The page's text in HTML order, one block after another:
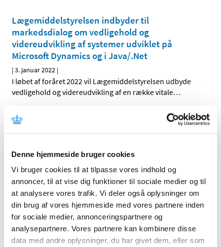
Denne hjemmeside bruger cookies
Vi bruger cookies til at tilpasse vores indhold og
annoncer, til at vise dig funktioner til sociale medier og til
at analysere vores trafik. Vi deler også oplysninger om
din brug af vores hjemmeside med vores partnere inden
for sociale medier, annonceringspartnere og
analysepartnere. Vores partnere kan kombinere disse
data med andre oplysninger, du har givet dem, eller som
Lægemiddelstyrelsen indbyder til
markedsdialog om vedligehold og
videreudvikling af systemer udviklet på
Microsoft Dynamics og i Java/.Net
|3. januar 2022 |
I løbet af foråret 2022 vil Lægemiddelstyrelsen udbyde
vedligehold og videreudvikling af en række vitale…
Forrige 2
Alle (2506)
TID
2026 (84)
2025 (158)
2024 (224)
2023 (195)
2022 (197)